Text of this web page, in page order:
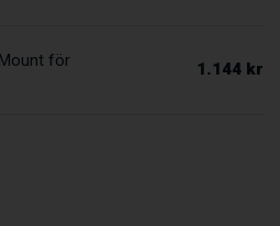
för
1.144 kr